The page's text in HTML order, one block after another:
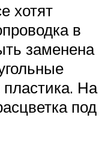
хотят
в
заменена
пластика. На
под